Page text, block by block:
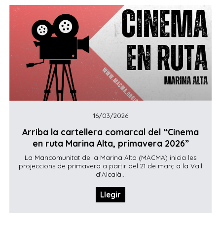
16/03/2026
Arriba la cartellera comarcal del “Cinema
en ruta Marina Alta, primavera 2026”
La Mancomunitat de la Marina Alta (MACMA) inicia les
projeccions de primavera a partir del 21 de març a la Vall
d’Alcalà...
Llegir